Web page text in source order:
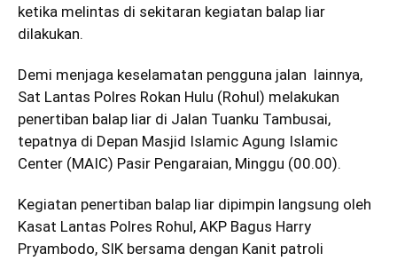
ketika melintas di sekitaran kegiatan balap liar
dilakukan.
Demi menjaga keselamatan pengguna jalan lainnya,
Sat Lantas Polres Rokan Hulu (Rohul) melakukan
penertiban balap liar di Jalan Tuanku Tambusai,
tepatnya di Depan Masjid Islamic Agung Islamic
Center (MAIC) Pasir Pengaraian, Minggu (00.00).
Kegiatan penertiban balap liar dipimpin langsung oleh
Kasat Lantas Polres Rohul, AKP Bagus Harry
Pryambodo, SIK bersama dengan Kanit patroli